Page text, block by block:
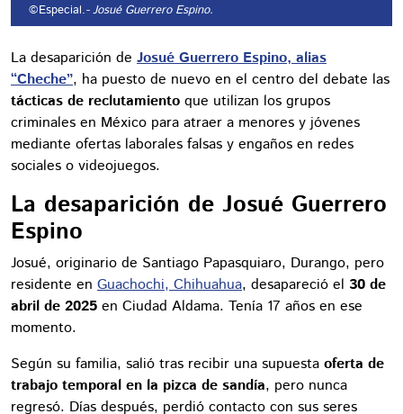
©Especial.- Josué Guerrero Espino.
La desaparición de Josué Guerrero Espino, alias
“Cheche”, ha puesto de nuevo en el centro del debate las
tácticas de reclutamiento que utilizan los grupos
criminales en México para atraer a menores y jóvenes
mediante ofertas laborales falsas y engaños en redes
sociales o videojuegos.
La desaparición de Josué Guerrero
Espino
Josué, originario de Santiago Papasquiaro, Durango, pero
residente en Guachochi, Chihuahua, desapareció el 30 de
abril de 2025 en Ciudad Aldama. Tenía 17 años en ese
momento.
Según su familia, salió tras recibir una supuesta oferta de
trabajo temporal en la pizca de sandía, pero nunca
regresó. Días después, perdió contacto con sus seres